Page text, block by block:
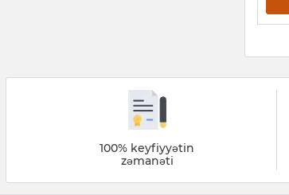
100% keyfiyyətin
zəmanəti